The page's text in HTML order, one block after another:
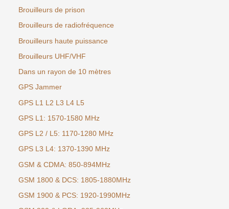
Brouilleurs de prison
Brouilleurs de radiofréquence
Brouilleurs haute puissance
Brouilleurs UHF/VHF
Dans un rayon de 10 mètres
GPS Jammer
GPS L1 L2 L3 L4 L5
GPS L1: 1570-1580 MHz
GPS L2 / L5: 1170-1280 MHz
GPS L3 L4: 1370-1390 MHz
GSM & CDMA: 850-894MHz
GSM 1800 & DCS: 1805-1880MHz
GSM 1900 & PCS: 1920-1990MHz